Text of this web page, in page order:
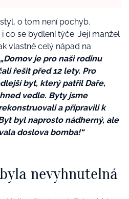
o tom není pochyb.
co se bydlení týče. Její manžel
vlastně celý nápad na
„Domov je pro naši rodinu
řešit před 12 lety. Pro
byt, který patřil Daře,
vedle. Byty jsme
ruovali a připravili k
byl naprosto nádherný, ale
doslova bomba!“
nevyhnutelná